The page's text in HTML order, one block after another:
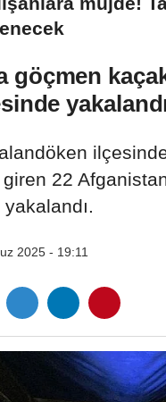
ilçesinde
22
2025 - 19:11